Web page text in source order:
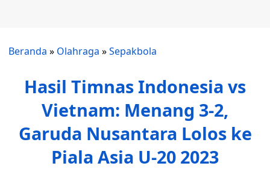
Beranda » Olahraga »Sepakbola
Hasil Timnas Indonesia vs
Vietnam: Menang 3-2,
Garuda Nusantara Lolos ke
Piala Asia U-20 2023